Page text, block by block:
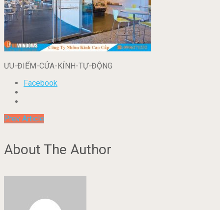
ƯU-ĐIỂM-CỬA-KÍNH-TỰ-ĐỘNG
Facebook
Prev Article
About The Author